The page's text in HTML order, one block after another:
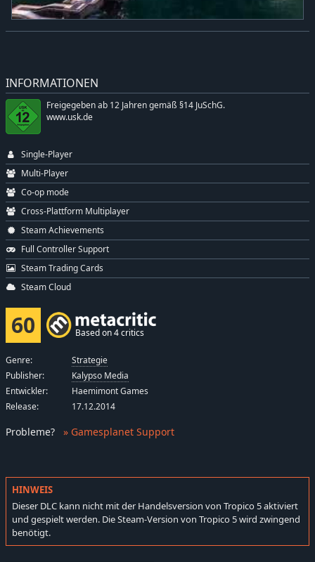
HINWEIS
Dieser DLC kann nicht mit der Handelsversion von Tropico 5 aktiviert
und gespielt werden. Die Steam-Version von Tropico 5 wird zwingend
benötigt.
INFORMATIONEN
Freigegeben ab 12 Jahren gemäß §14 JuSchG.
www.usk.de
Single-Player
Multi-Player
Co-op mode
Cross-Plattform Multiplayer
Steam Achievements
Full Controller Support
Steam Trading Cards
Steam Cloud
60 Based on 4 critics
Genre:
Strategie
Publisher:
Kalypso Media
Entwickler:
Haemimont Games
Release:
17.12.2014
Probleme? » Gamesplanet Support